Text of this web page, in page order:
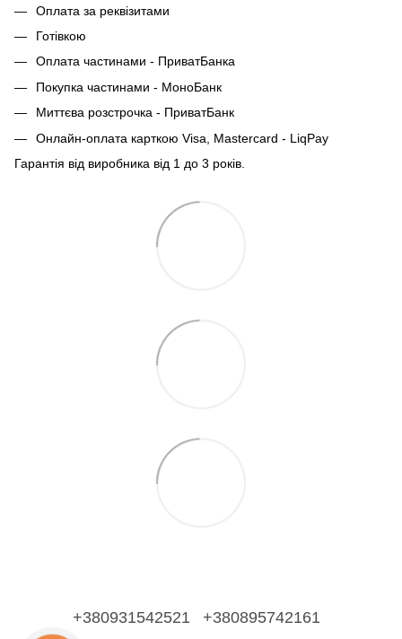
Оплата за реквізитами
Готівкою
Оплата частинами - ПриватБанка
Покупка частинами - МоноБанк
Миттєва розстрочка - ПриватБанк
Онлайн-оплата карткою Visa, Mastercard - LiqPay
Гарантія від виробника від 1 до 3 років.
+380931542521 +380895742161